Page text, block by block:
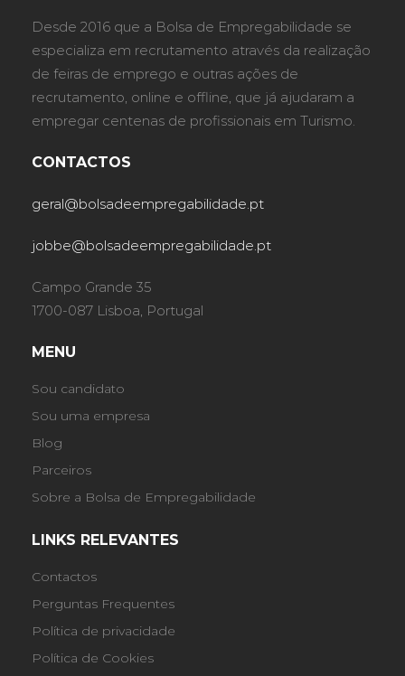
Desde 2016 que a Bolsa de Empregabilidade se
especializa em recrutamento através da realização
de feiras de emprego e outras ações de
recrutamento, online e offline, que já ajudaram a
empregar centenas de profissionais em Turismo.
CONTACTOS
geral@bolsadeempregabilidade.pt
jobbe@bolsadeempregabilidade.pt
Campo Grande 35
1700-087 Lisboa, Portugal
MENU
Sou candidato
Sou uma empresa
Blog
Parceiros
Sobre a Bolsa de Empregabilidade
LINKS RELEVANTES
Contactos
Perguntas Frequentes
Política de privacidade
Política de Cookies